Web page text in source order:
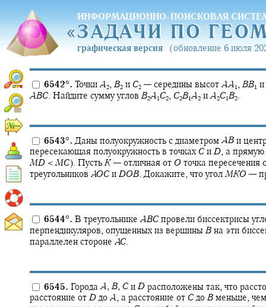
ИНФОРМАЦИОННО-ПОИСКОВАЯ
«ЗАДАЧИ ПО
«ЗАДАЧИ ПО
графическая версия (обновление 6 июля
6542°. Точки A2, B2 и C2 — середины высот AA 1 , BB1 и
ABC. Найдите сумму углов B2A 1 C2, C2B1A2 и A2C1B2.
6543°. Даны полуокружность с диаметром AB и
пересекающая полуокружность в точках C и D, а прямую
MD < MC). Пусть K — отличная от O точка пересечения
треугольников AOC и DOB. Докажите, что угол MKO —
6544°. В треугольнике ABC провели биссектрисы
перпендикуляров, опущенных из вершины B на эти
параллелен стороне AC.
6545. Города A, B, C и D расположены так, что
расстояние от Dдо A, а расстояние от Cдо B меньше,